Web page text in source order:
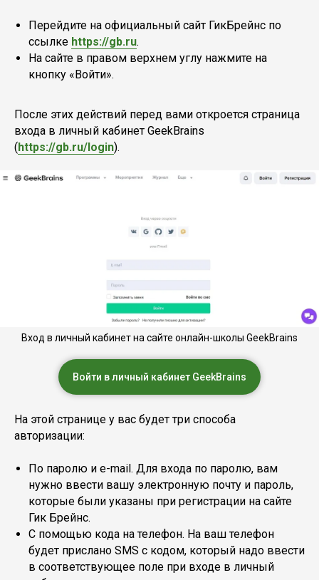
Перейдите на официальный сайт ГикБрейнс по
ссылке https://gb.ru.
На сайте в правом верхнем углу нажмите на
кнопку «Войти».
После этих действий перед вами откроется страница
входа в личный кабинет GeekBrains
(https://gb.ru/login).
Вход в личный кабинет на сайте онлайн-школы GeekBrains
Войти в личный кабинет GeekBrains
На этой странице у вас будет три способа
авторизации:
По паролю и e-mail. Для входа по паролю, вам
нужно ввести вашу электронную почту и пароль,
которые были указаны при регистрации на сайте
Гик Брейнс.
С помощью кода на телефон. На ваш телефон
будет прислано SMS с кодом, который надо ввести
в соответствующее поле при входе в личный